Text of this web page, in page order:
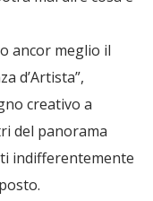
ancor meglio il
d’Artista”,
creativo a
del panorama
indifferentemente